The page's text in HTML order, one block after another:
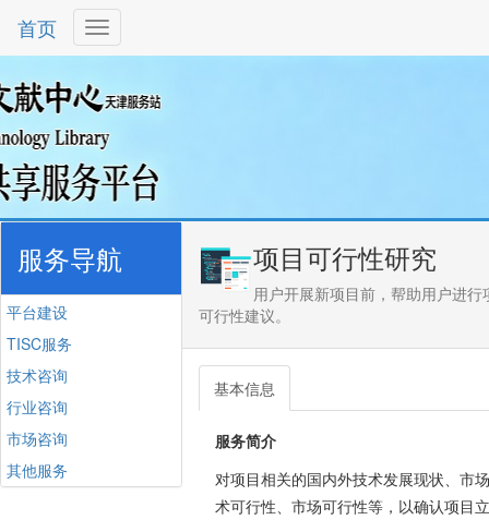
首页
服务导航
平台建设
TISC服务
技术咨询
行业咨询
市场咨询
其他服务
项目可行性研究
用户开展新项目前，帮助用户进
可行性建议。
基本信息
服务简介
对项目相关的国内外技术发展现状、市
术可行性、市场可行性等，以确认项目